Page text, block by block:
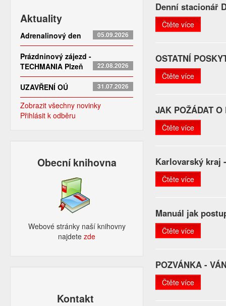
Aktuality
Adrenalinový den 05.09.2026
Prázdninový zájezd -
TECHMANIA Plzeň
22.08.2026
UZAVŘENÍ OÚ 31.07.2026
Zobrazit všechny novinky
Přihlásit k odběru
Obecní knihovna
Webové stránky naší knihovny
najdetezde​
Kontakt
Denní stacionář
Čtěte více
OSTATNÍ
Čtěte více
JAK POŽÁDAT
Čtěte více
Karlovarský kraj
Čtěte více
Manuál jak
Čtěte více
POZVÁNKA -
Čtěte více